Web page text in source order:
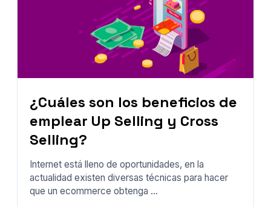
¿Cuáles son los beneficios de
emplear Up Selling y Cross
Selling?
Internet está lleno de oportunidades, en la
actualidad existen diversas técnicas para hacer
que un ecommerce obtenga ...